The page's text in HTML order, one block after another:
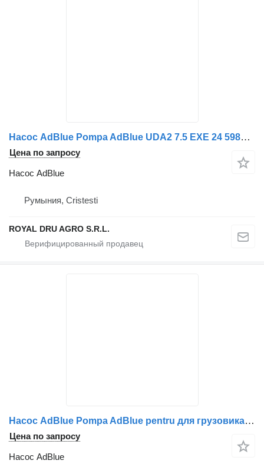
Насос AdBlue Pompa AdBlue UDA2 7.5 EXE 24 598hl для грузовика Scania UDA2 7.5 EXE 24 UDA2 16
Цена по запросу
Насос AdBlue
Румыния, Cristesti
ROYAL DRU AGRO S.R.L.
Насос AdBlue Pompa AdBlue pentru для грузовика Scania – Coduri 1884225, 1855403, 1884220, 1772499, 1783685, 1794992, 1855402
Цена по запросу
Насос AdBlue